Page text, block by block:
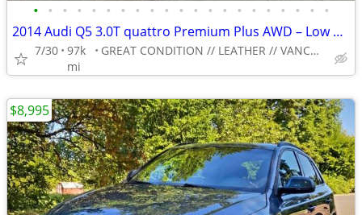
• • • • • • • • • • • • • • • • • • • • •
2014 Audi Q5 3.0T quattro Premium Plus AWD – Low Miles, Luxury & Super
7/30 97k
mi
GREAT CONDITION // LEATHER // VANCOUVER AUTO CENTER
$8,995